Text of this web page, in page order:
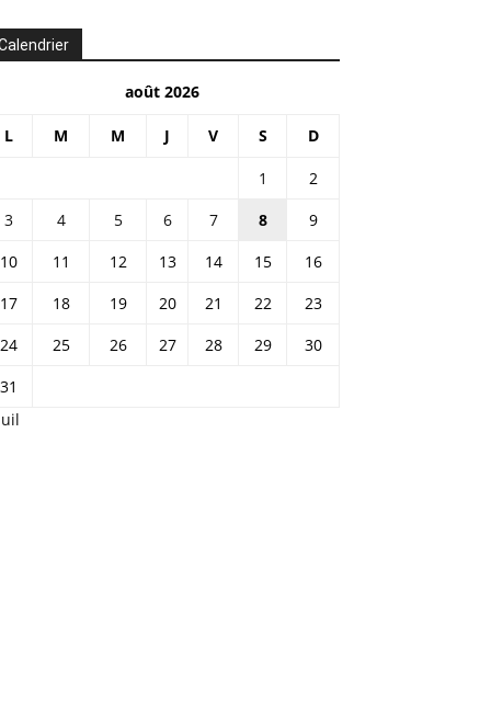
août 2026
L M M J V S D
1
2
3
4 5 6 7 8
9
10
11 12 13 14 15
16
17
18 19 20 21 22
23
24
25 26 27 28 29
30
31